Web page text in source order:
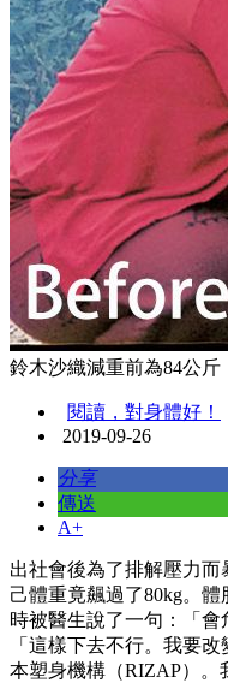
鈴木沙織減重前為84公斤
閱讀，對身體好！
2019-09-26
分享
傳送
A+
出社會後為了排解壓力而
己體重竟飆過了80kg。
時被醫生說了一句：「會
「這樣下去不行。我要
本塑身機構（RIZAP）。